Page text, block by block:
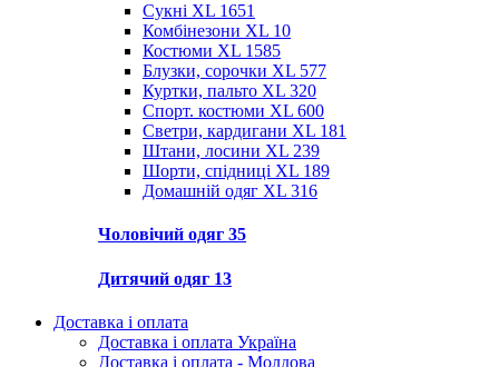
Cукні XL 1651
Комбінезони XL 10
Костюми XL 1585
Блузки, сорочки XL 577
Куртки, пальто XL 320
Спорт. костюми XL 600
Светри, кардигани XL 181
Штани, лосини XL 239
Шорти, спідниці XL 189
Домашній одяг XL 316
Чоловічий одяг 35
Дитячий одяг 13
Доставка і оплата
Доставка і оплата Україна
Доставка і оплата - Молдова